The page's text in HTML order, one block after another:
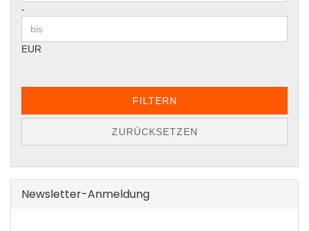
-
EUR
FILTERN
ZURÜCKSETZEN
Newsletter-Anmeldung